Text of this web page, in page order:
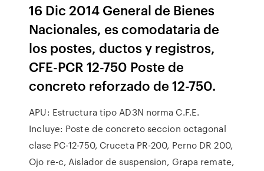
16 Dic 2014 General de Bienes
Nacionales, es comodataria de
los postes, ductos y registros,
CFE-PCR 12-750 Poste de
concreto reforzado de 12-750.
APU: Estructura tipo AD3N norma C.F.E.
Incluye: Poste de concreto seccion octagonal
clase PC-12-750, Cruceta PR-200, Perno DR 200,
Ojo re-c, Aislador de suspension, Grapa remate,